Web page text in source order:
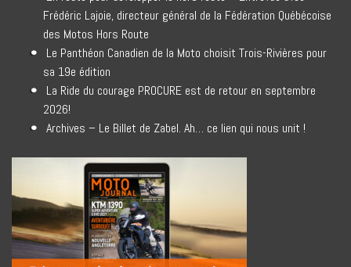
Frédéric Lajoie, directeur général de la Fédération Québécoise
des Motos Hors Route
Le Panthéon Canadien de la Moto choisit Trois-Rivières pour
sa 19e édition
La Ride du courage PROCURE est de retour en septembre
2026!
Archives – Le Billet de Zabel. Ah… ce lien qui nous unit !